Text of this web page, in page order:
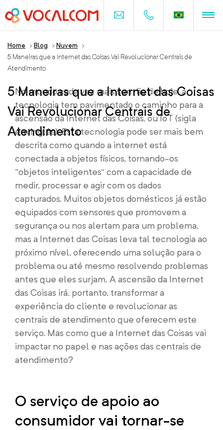
Home > Blog > Nuvem
>
5 Maneiras que a Internet das Coisas Vai Revolucionar Centrais de
Atendimento
5 Maneiras que a Internet das Coisas
Vai Revolucionar Centrais de
Atendimento
No mundo cada vez mais sem fio de hoje, a
tecnologia tem pavimentado o caminho para a
ascensão da Internet das Coisas, ou IoT (sigla
em inglês). Esta tecnologia pode ser mais bem
descrita como quando a internet está
conectada a objetos físicos, tornando-os
“objetos inteligentes” com a capacidade de
medir, processar e agir com os dados
capturados. Muitos objetos domésticos já estão
equipados com sensores que promovem a
segurança ou nos alertam para um problema,
mas a Internet das Coisas leva tal tecnologia ao
próximo nível, oferecendo uma solução para o
problema ou até mesmo resolvendo problemas
antes que eles surjam. A ascensão da Internet
das Coisas irá, portanto, transformar a
experiência do cliente e revolucionar as
centrais de atendimento que oferecem este
serviço. Mas como que a Internet das Coisas vai
impactar no papel e nas ações das centrais de
atendimento?
O serviço de apoio ao
consumidor vai tornar-se